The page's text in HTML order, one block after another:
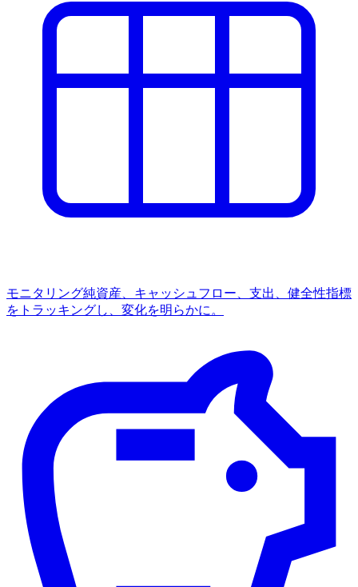
モニタリング純資産、キャッシュフロー、支出、健全性指標
をトラッキングし、変化を明らかに。